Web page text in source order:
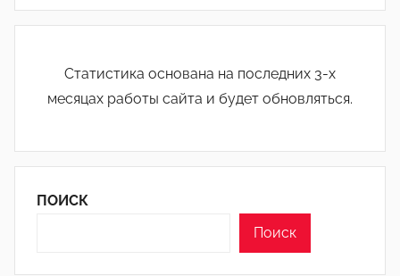
Статистика основана на последних 3-х
месяцах работы сайта и будет обновляться.
ПОИСК
Поиск